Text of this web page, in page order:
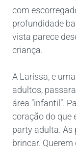
com
profundidade
vista parece
criança.
A Larissa, e
adultos,
área “infantil”.
coração do que
party adulta. As
brincar.